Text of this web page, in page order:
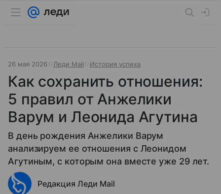
26 мая 2026 Леди Mail История успеха
Как сохранить отношения:
5 правил от Анжелики
Варум и Леонида Агутина
В день рождения Анжелики Варум
анализируем ее отношения с Леонидом
Агутиным, с которым она вместе уже 29 лет.
Редакция Леди Mail